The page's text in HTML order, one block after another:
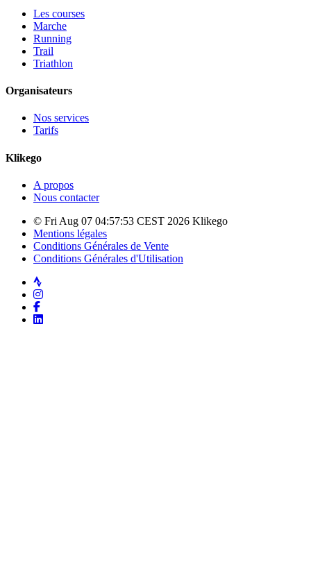
Les courses
Marche
Running
Trail
Triathlon
Organisateurs
Nos services
Tarifs
Klikego
A propos
Nous contacter
© Fri Aug 07 04:57:53 CEST 2026 Klikego
Mentions légales
Conditions Générales de Vente
Conditions Générales d'Utilisation
Strava
Instagram
Facebook
LinkedIn